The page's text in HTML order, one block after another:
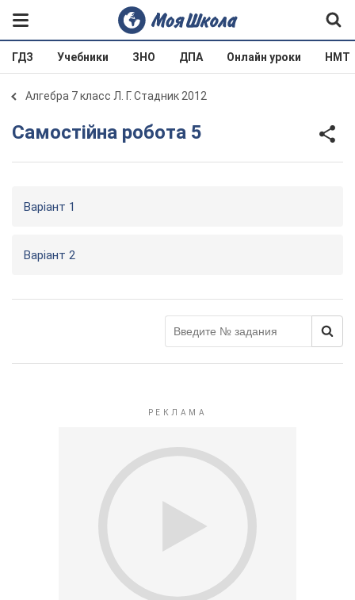
ГДЗ Учебники ЗНО ДПА Онлайн уроки НМТ
Алгебра 7 класс Л. Г. Стадник 2012
Самостійна робота 5
Варіант 1
Варіант 2